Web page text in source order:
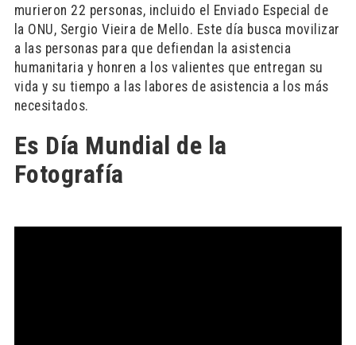
murieron 22 personas, incluido el Enviado Especial de
la ONU, Sergio Vieira de Mello. Este día busca movilizar
a las personas para que defiendan la asistencia
humanitaria y honren a los valientes que entregan su
vida y su tiempo a las labores de asistencia a los más
necesitados.
Es Día Mundial de la
Fotografía